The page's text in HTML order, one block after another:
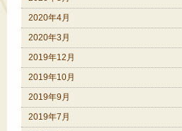
2020年4月
2020年3月
2019年12月
2019年10月
2019年9月
2019年7月